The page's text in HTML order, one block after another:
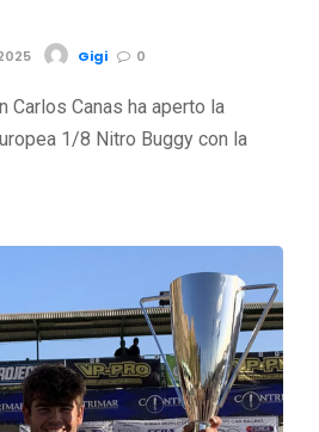
Gigi 0
Carlos Canas ha aperto la
1/8 Nitro Buggy con la